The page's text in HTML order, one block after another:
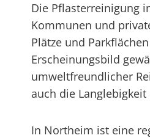
Die Pflasterreinigung
Kommunen und
Plätze und
Erscheinungsbild
umweltfreundlicher
auch die
In Northeim ist eine